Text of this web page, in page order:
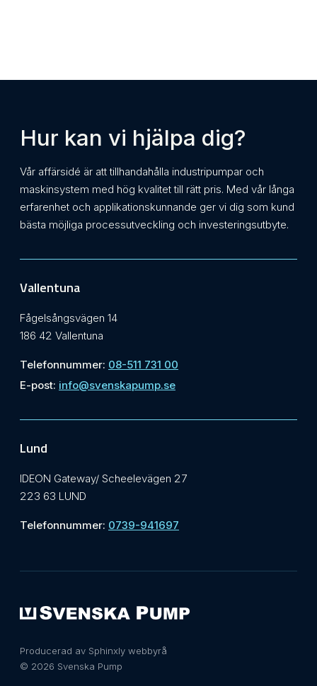
Hur kan vi hjälpa dig?
Vår affärsidé är att tillhandahålla industripumpar och
maskinsystem med hög kvalitet till rätt pris. Med vår långa
erfarenhet och applikationskunnande ger vi dig som kund
bästa möjliga processutveckling och investeringsutbyte.
Vallentuna
Fågelsångsvägen 14
186 42 Vallentuna
Telefonnummer: 08-511 731 00
E-post: info@svenskapump.se
Lund
IDEON Gateway/ Scheelevägen 27
223 63 LUND
Telefonnummer: 0739-941697
Producerad av Sphinxly webbyrå
© 2026 Svenska Pump